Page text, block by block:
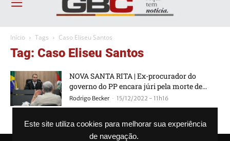
Este site utiliza cookies para melhorar sua experiência
de navegação.
Início Tags Caso Eliseu Santos
Tag: Caso Eliseu Santos
NOVA SANTA RITA | Ex-procurador do
governo do PP encara júri pela morte de...
Rodrigo Becker - 15/12/2022 - 11h16